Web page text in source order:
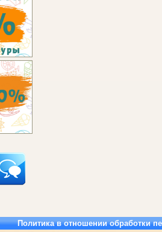
Политика в отношении обработки